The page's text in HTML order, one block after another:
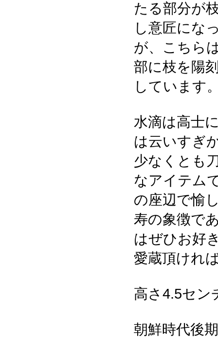
たる部分が
し意匠にな
が、こちら
部に枝を陽
しています
水滴は高士
は云いすぎ
少なくとも
なアイテム
の座辺で愉
寿の象徴で
はぜひお好
愛蔵頂けれ
高さ4.5セン
朝鮮時代後